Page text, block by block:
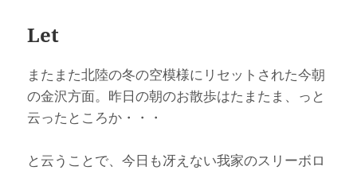
Let
またまた北陸の冬の空模様にリセットされた今朝
の金沢方面。昨日の朝のお散歩はたまたま、っと
云ったところか・・・
と云うことで、今日も冴えない我家のスリーボロ